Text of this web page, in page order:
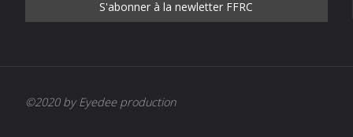
©2020 by Eyedee production